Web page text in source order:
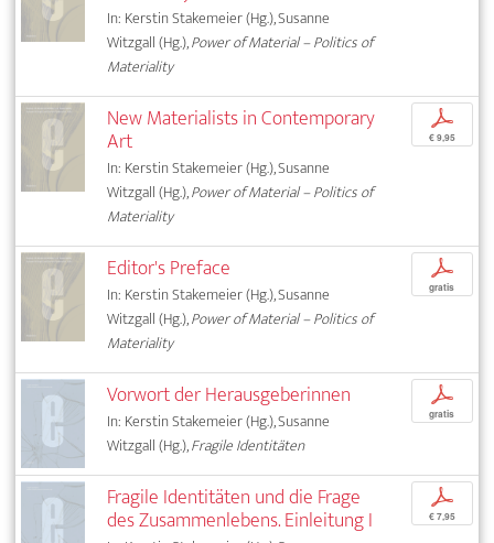
In: Kerstin Stakemeier (Hg.), Susanne
Witzgall (Hg.),Power of Material – Politics of
Materiality
New Materialists in Contemporary
Art
In: Kerstin Stakemeier (Hg.), Susanne
Witzgall (Hg.),Power of Material – Politics of
Materiality
p
€ 9,95
Editor's Preface
In: Kerstin Stakemeier (Hg.), Susanne
Witzgall (Hg.),Power of Material – Politics of
Materiality
p
gratis
Vorwort der Herausgeberinnen
In: Kerstin Stakemeier (Hg.), Susanne
Witzgall (Hg.),Fragile Identitäten
p
gratis
Fragile Identitäten und die Frage
des Zusammenlebens. Einleitung I
p
€ 7,95